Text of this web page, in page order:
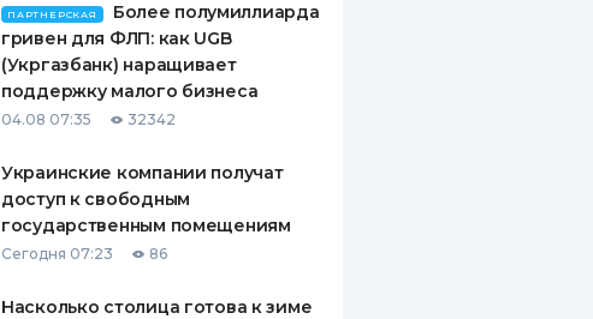
ПАРТНЕРСКАЯ
Более полумиллиарда
гривен для ФЛП: как UGB
(Укргазбанк) наращивает
поддержку малого бизнеса
04.08 07:35 32342
Украинские компании получат
доступ к свободным
государственным помещениям
Сегодня 07:23 86
Насколько столица готова к зиме